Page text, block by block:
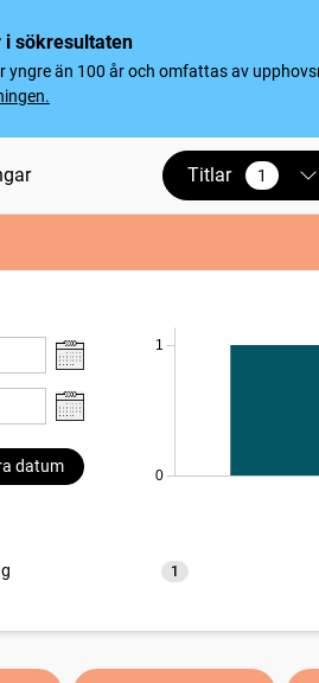
i sökresultaten
yngre än 100 år och omfattas av
Titlar 1
vald
datum
0
1
1